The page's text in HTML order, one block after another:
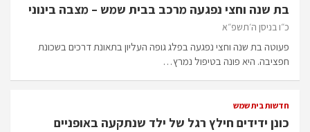
בת שנה וחצי נפגעה מרכב בבית שמש – מצבה בינוני
כ״ו בניסן ה׳תשפ״א
פעוטה בת שנה וחצי נפגעה בפלג גופה העליון בתאונת דרכים בשכונת
חפציבה. היא פונה בטיפול נמרץ…
חדשות בית שמש
כונן ידידים חילץ רגל של ילד שנתקעה באופניים